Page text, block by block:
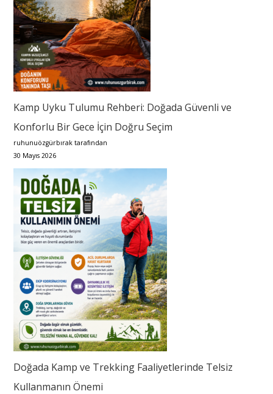
Kamp Uyku Tulumu Rehberi: Doğada Güvenli ve
Konforlu Bir Gece İçin Doğru Seçim
ruhunuözgürbırak tarafından
30 Mayıs 2026
Doğada Kamp ve Trekking Faaliyetlerinde Telsiz
Kullanmanın Önemi